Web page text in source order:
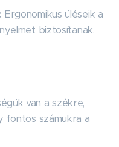
Ergonomikus üléseik a
biztosítanak.
van a székre,
fontos számukra a